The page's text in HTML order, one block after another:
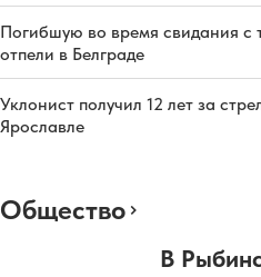
Погибшую во время свидания с
отпели в Белграде
Уклонист получил 12 лет за
Ярославле
Общество
В